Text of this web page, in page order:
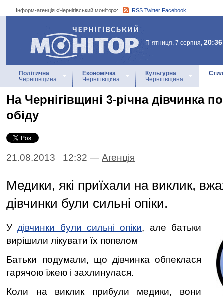
Інформ-агенція «Чернігівський монітор»: RSS Twitter Facebook
Інформ-агенція
«Чернігівський монітор»
П`ятниця, 7 серпня,
Політична
Чернігівщина
Економічна
Чернігівщина
Культурна
Чернігівщина
На Чернігівщині 3-річна дівчинка
обіду
21.08.2013 12:32 — Агенцiя
Медики, які приїхали на виклик,
дівчинки були сильні опіки.
Удівчинки були сильні опіки, але батьки
вирішили лікувати їх попелом
Батьки подумали, що дівчинка обпеклася
гарячою їжею і захлинулася.
Коли на виклик прибули медики, вони